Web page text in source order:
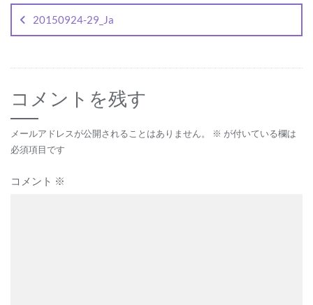
稿
ナ
ビ
ゲ
ー
シ
ョ
ン
20150924-29_Ja
コメントを残す
メールアドレスが公開されることはありません。 ※ が付いている欄は
必須項目です
コメント ※